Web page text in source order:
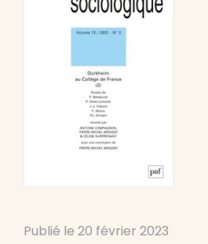
Publié le 20 février 2023